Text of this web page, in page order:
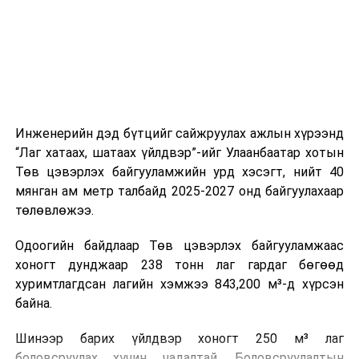
өдөр тутмын ажлын бэлэн байдлыг хангах зэрэг
практик ур чадварыг сургалтын хөтөлбөрт тусгажээ.
Сургалтыг танилцуулах лекц, асуулт-хариулт,
жишээнд суурилсан сургалт, багаар ажиллах дасгал,
танилцах, онцгой нөхцөлд ажиллах дадлага зэрэг
онол, практик хосолсон хэлбэрээр зохион байгуулж
байна.
зохион байгуулах Үндэсний хорооны Ажлын алба,
Инженерийн дэд бүтцийг сайжруулах ажлын хүрээнд
“Лаг хатаах, шатаах үйлдвэр”-ийг Улаанбаатар хотын
Төв цэвэрлэх байгууламжийн урд хэсэгт, нийт 40
мянган ам метр талбайд 2025-2027 онд байгуулахаар
төлөвлөжээ.
Одоогийн байдлаар Төв цэвэрлэх байгууламжаас
хоногт дунджаар 238 тонн лаг гардаг бөгөөд
хуримтлагдсан лагийн хэмжээ 843,200 м³-д хүрсэн
байна.
Шинээр барих үйлдвэр хоногт 250 м³ лаг